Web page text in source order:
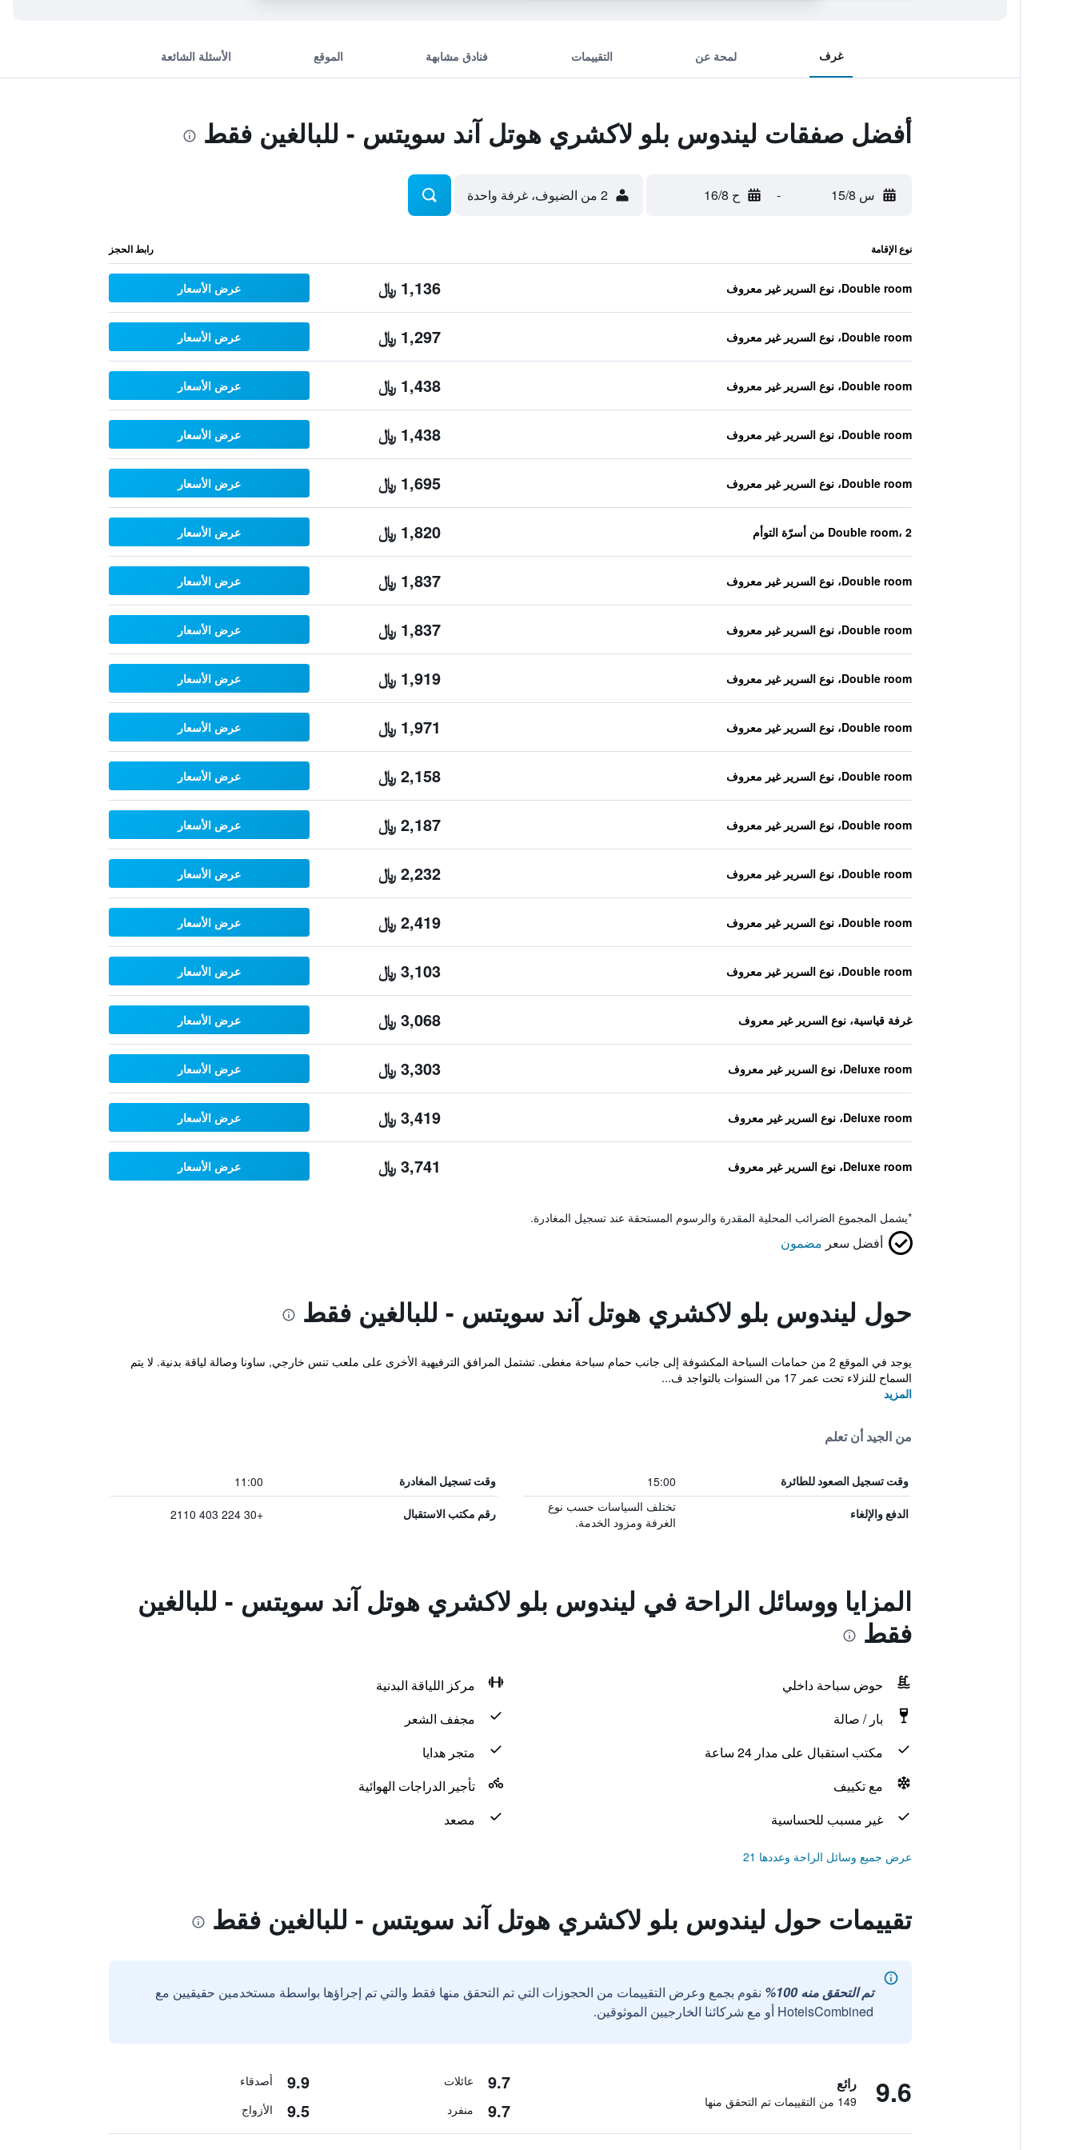
غرف لمحة عن التقييمات فنادق مشابهة الموقع الأسئلة الشائعة
أفضل صفقات ليندوس بلو لاكشري هوتل آند سويتس - للبالغين فقط
س 15/8 - ح 16/8 2 من الضيوف، غرفة واحدة
نوع الإقامة رابط الحجز
Double room، نوع السرير غير معروف 1,136 ﷼ عرض الأسعار
Double room، نوع السرير غير معروف 1,297 ﷼ عرض الأسعار
Double room، نوع السرير غير معروف 1,438 ﷼ عرض الأسعار
Double room، نوع السرير غير معروف 1,438 ﷼ عرض الأسعار
Double room، نوع السرير غير معروف 1,695 ﷼ عرض الأسعار
Double room، 2 من أسرّة التوأم 1,820 ﷼ عرض الأسعار
Double room، نوع السرير غير معروف 1,837 ﷼ عرض الأسعار
Double room، نوع السرير غير معروف 1,837 ﷼ عرض الأسعار
Double room، نوع السرير غير معروف 1,919 ﷼ عرض الأسعار
Double room، نوع السرير غير معروف 1,971 ﷼ عرض الأسعار
Double room، نوع السرير غير معروف 2,158 ﷼ عرض الأسعار
Double room، نوع السرير غير معروف 2,187 ﷼ عرض الأسعار
Double room، نوع السرير غير معروف 2,232 ﷼ عرض الأسعار
Double room، نوع السرير غير معروف 2,419 ﷼ عرض الأسعار
Double room، نوع السرير غير معروف 3,103 ﷼ عرض الأسعار
غرفة قياسية، نوع السرير غير معروف 3,068 ﷼ عرض الأسعار
Deluxe room، نوع السرير غير معروف 3,303 ﷼ عرض الأسعار
Deluxe room، نوع السرير غير معروف 3,419 ﷼ عرض الأسعار
Deluxe room، نوع السرير غير معروف 3,741 ﷼ عرض الأسعار
*يشمل المجموع الضرائب المحلية المقدرة والرسوم المستحقة عند تسجيل المغادرة.
أفضل سعر مضمون
حول ليندوس بلو لاكشري هوتل آند سويتس - للبالغين فقط
يوجد في الموقع 2 من حمامات السباحة المكشوفة إلى جانب حمام سباحة مغطى. تشتمل المرافق الترفيهية الأخرى على ملعب تنس خارجي, ساونا وصالة لياقة بدنية. لا يتم
السماح للنزلاء تحت عمر 17 من السنوات بالتواجد ف...
المزيد
من الجيد أن تعلم
وقت تسجيل الصعود للطائرة 15:00 وقت تسجيل المغادرة 11:00
الدفع والإلغاء
تختلف السياسات حسب نوع
الغرفة ومزود الخدمة.
رقم مكتب الاستقبال +30 224 403 2110
المزايا ووسائل الراحة في ليندوس بلو لاكشري هوتل آند سويتس - للبالغين
فقط
حوض سباحة داخلي
مركز اللياقة البدنية
بار / صالة
مجفف الشعر
مكتب استقبال على مدار 24 ساعة
متجر هدايا
مع تكييف
تأجير الدراجات الهوائية
غير مسبب للحساسية
مصعد
عرض جميع وسائل الراحة وعددها 21
تقييمات حول ليندوس بلو لاكشري هوتل آند سويتس - للبالغين فقط
تم التحقق منه 100%
نقوم بجمع وعرض التقييمات من الحجوزات التي تم التحقق منها فقط والتي تم إجراؤها بواسطة مستخدمين حقيقيين مع
HotelsCombined أو مع شركائنا الخارجيين الموثوقين.
9.6 رائع
149 من التقييمات تم التحقق منها
9.7 عائلات 9.9 أصدقاء
9.7 منفرد 9.5 الأزواج